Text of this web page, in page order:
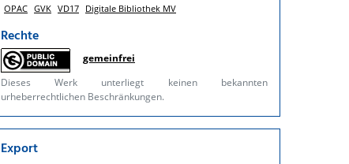
OPAC GVK VD17 Digitale Bibliothek MV
Rechte
gemeinfrei
Dieses Werk unterliegt keinen bekannten
urheberrechtlichen Beschränkungen.
Export